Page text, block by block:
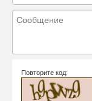
Повторите код: